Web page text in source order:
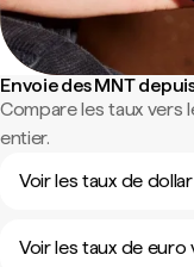
Envoie des MNT
Compare les taux vers
entier.
Voir les taux de
Voir les taux de